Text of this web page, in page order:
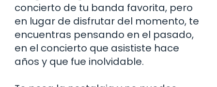
concierto de tu banda favorita, pero
en lugar de disfrutar del momento, te
encuentras pensando en el pasado,
en el concierto que asististe hace
años y que fue inolvidable.